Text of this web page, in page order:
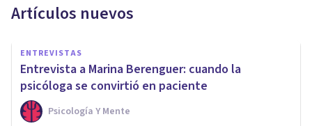
Artículos nuevos
ENTREVISTAS
Entrevista a Marina Berenguer: cuando la
psicóloga se convirtió en paciente
Psicología Y Mente